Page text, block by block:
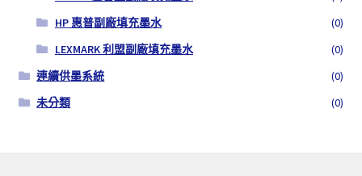
HP 惠普副廠填充墨水
(0)
LEXMARK 利盟副廠填充墨水
(0)
連續供墨系統
(0)
未分類
(0)